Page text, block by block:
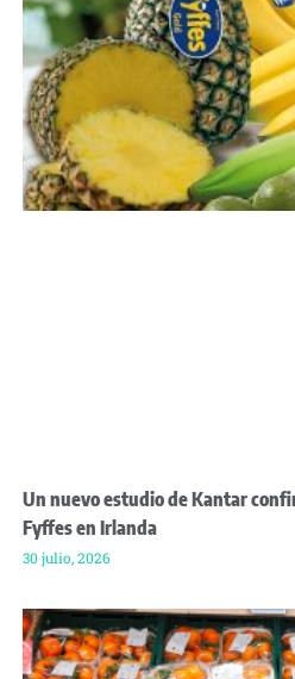
Un nuevo estudio de Kantar
Fyffes en Irlanda
30 julio, 2026